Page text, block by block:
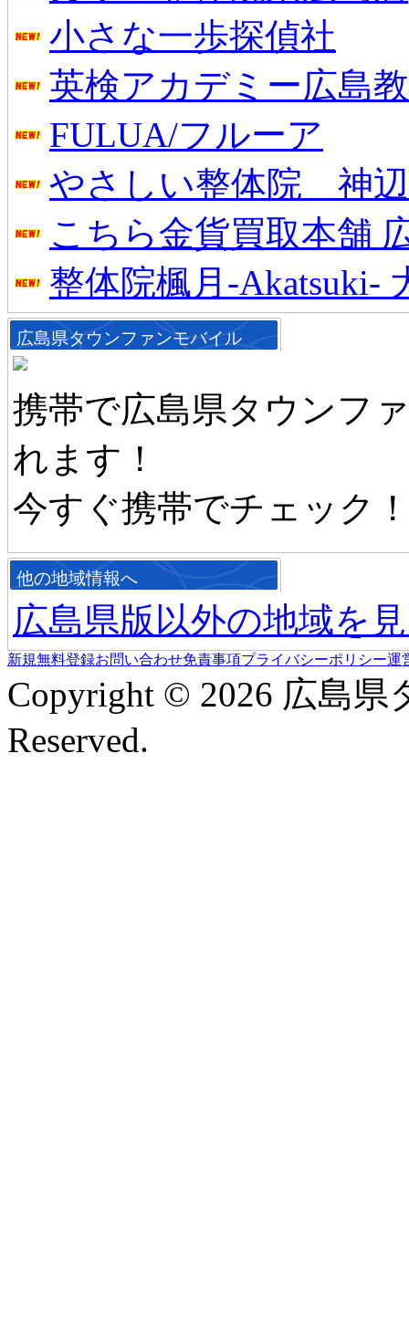
小さな一歩探偵社
英検アカデミー広島
FULUA/フルーア
やさしい整体院 神
こちら金貨買取本舗
整体院楓月-Akatsuki-
広島県タウンファンモバイル
携帯で広島県タウンフ
れます！
今すぐ携帯でチェック
他の地域情報へ
広島県版以外の地域を
新規無料登録お問い合わせ免責事項プライバシーポリシー運
Copyright © 2026 広島
Reserved.